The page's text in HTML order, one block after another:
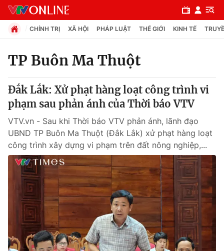
Chuyên mục
Chính trị
Xã hội
Pháp luật
Thế giới
Tin tức
Kinh tế
CHÍNH TRỊ XÃ HỘI PHÁP LUẬT THẾ GIỚI KINH TẾ
TP Buôn Ma Thuột
Đắk Lắk: Xử phạt hàng loạt công trình vi
phạm sau phản ánh của Thời báo VTV
VTV.vn - Sau khi Thời báo VTV phản ánh, lãnh đạo
UBND TP Buôn Ma Thuột (Đắk Lắk) xử phạt hàng loạt
công trình xây dựng vi phạm trên đất nông nghiệp,...